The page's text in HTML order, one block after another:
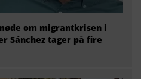
om migrantkrisen i
Sánchez tager på fire